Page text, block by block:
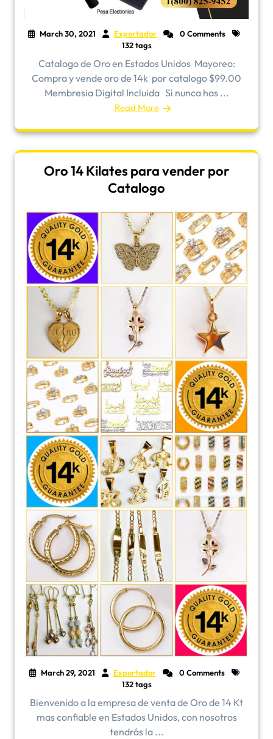
March 30, 2021 Exportador
0 Comments
132 tags
Catalogo de Oro en Estados Unidos ​Mayoreo:
Compra y vende oro de 14k por catalogo $99.00
Membresia Digital Incluida Si nunca has ...
Read More
Oro 14 Kilates para vender por
Catalogo
March 29, 2021 Exportador
0 Comments
132 tags
Bienvenido a la empresa de venta de Oro de 14 Kt
mas confiable en Estados Unidos, con nosotros
tendrás la ...